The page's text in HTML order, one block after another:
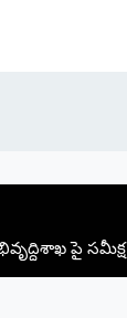
పై సమీక్ష